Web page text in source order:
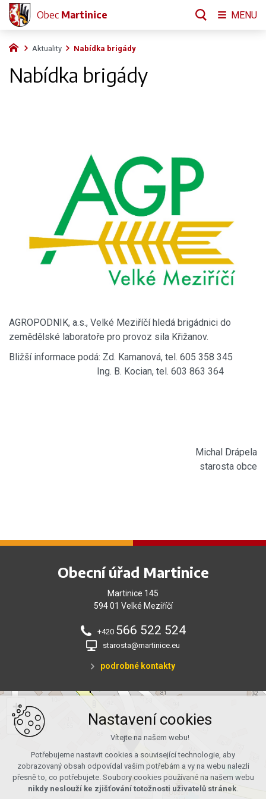
Aktuality Nabídka brigády
Nabídka brigády
AGROPODNIK, a.s., Velké Meziříčí hledá brigádnici do
zemědělské laboratoře pro provoz sila Křižanov.
Bližší informace podá: Zd. Kamanová, tel. 605 358 345
Ing. B. Kocian, tel. 603 863 364
Michal Drápela
starosta obce
Obecní úřad Martinice
Martinice 145
594 01 Velké Meziříčí
+420 566 522 524
starosta@martinice.eu
podrobné kontakty
+
−
Obec Martinice MENU
Nastavení cookies
Vítejte na našem webu!
Potřebujeme nastavit cookies a související technologie, aby
zobrazovaný obsah odpovídal vašim potřebám a vy na webu nalezli
přesně to, co potřebujete. Soubory cookies používané na našem webu
nikdy neslouží ke zjišťování totožnosti uživatelů stránek.